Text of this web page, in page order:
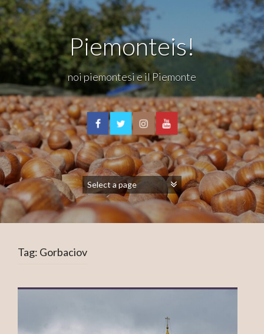
Piemonteis!
noi piemontesi e il Piemonte
Tag: Gorbaciov